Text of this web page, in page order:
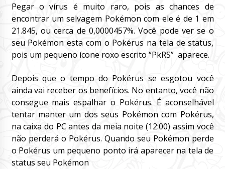
Pegar o vírus é muito raro, pois as chances de
encontrar um selvagem Pokémon com ele é de 1 em
21.845, ou cerca de 0,0000457%. Você pode ver se o
seu Pokémon esta com o Pokérus na tela de status,
pois um pequeno ícone roxo escrito “PkRS” aparece.
Depois que o tempo do Pokérus se esgotou você
ainda vai receber os benefícios. No entanto, você não
consegue mais espalhar o Pokérus. É aconselhável
tentar manter um dos seus Pokémon com Pokérus,
na caixa do PC antes da meia noite (12:00) assim você
não perderá o Pokérus. Quando seu Pokémon perde
o Pokérus um pequeno ponto irá aparecer na tela de
status seu Pokémon